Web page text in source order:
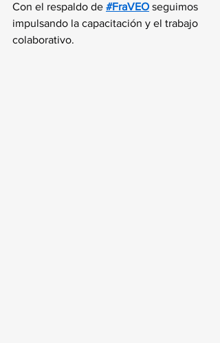
Con el respaldo de #FraVEO seguimos
impulsando la capacitación y el trabajo
colaborativo.